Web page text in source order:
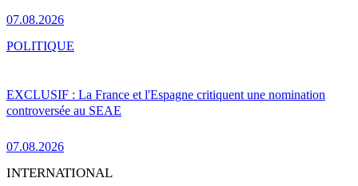
07.08.2026
EXCLUSIF : La France et l'Espagne critiquent une nomination
controversée au SEAE
07.08.2026
POLITIQUE
INTERNATIONAL